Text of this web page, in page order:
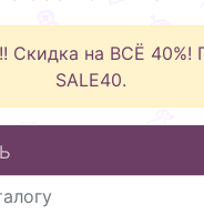
Скидка на ВСЁ 40%!
SALE40.